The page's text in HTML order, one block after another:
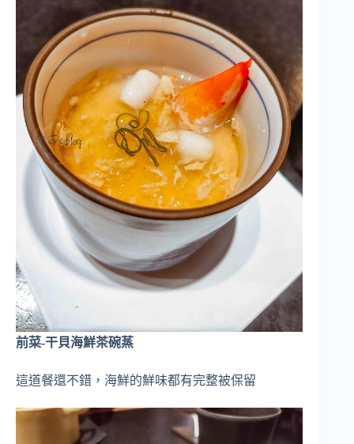
前菜-干貝海鮮茶碗蒸
這道餐還不錯，海鮮的鮮味都有完整被保留